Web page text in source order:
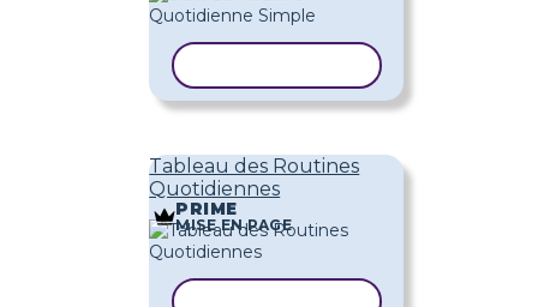
Tableau des Routines
Quotidiennes
PRIME
MISE EN PAGE